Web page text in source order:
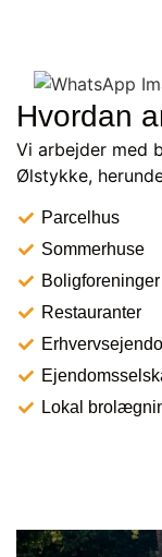
Hvordan
Vi arbejder med
Ølstykke,
Parcelhus
Sommerhuse
Boligforeninger
Restauranter
Lokal